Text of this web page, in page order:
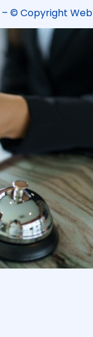
– © Copyright